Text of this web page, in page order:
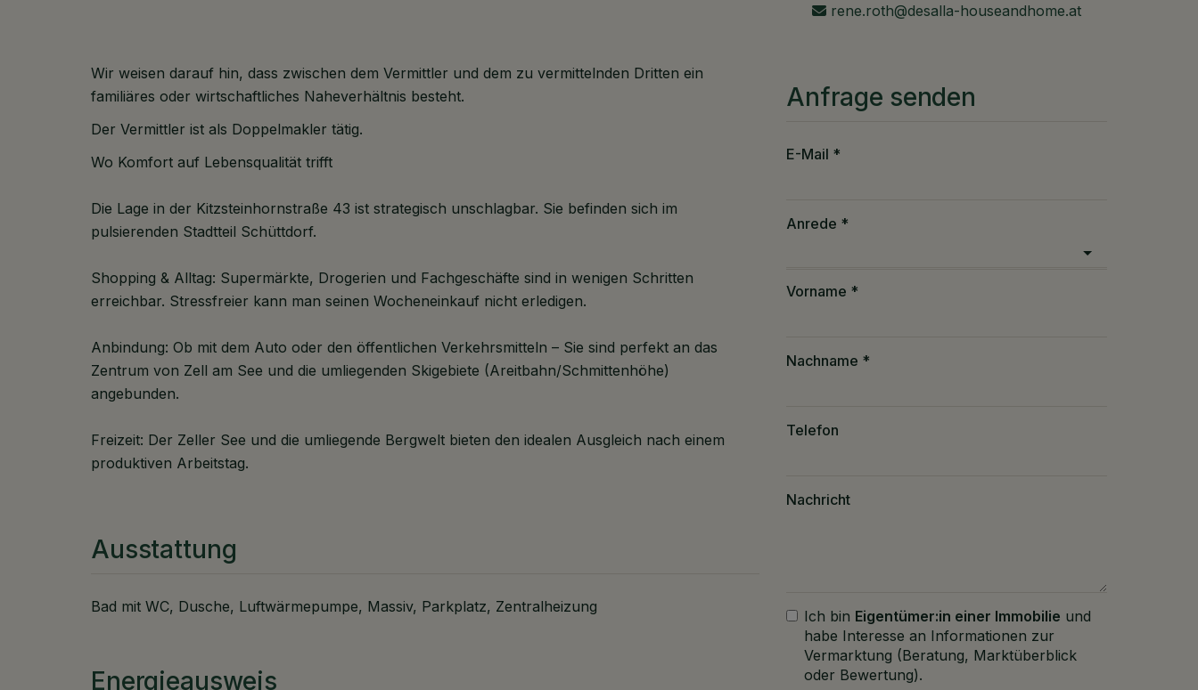
Wir weisen darauf hin, dass zwischen dem Vermittler und dem zu vermittelnden Dritten ein
familiäres oder wirtschaftliches Naheverhältnis besteht.
Der Vermittler ist als Doppelmakler tätig.
Wo Komfort auf Lebensqualität trifft
Die Lage in der Kitzsteinhornstraße 43 ist strategisch unschlagbar. Sie befinden sich im
pulsierenden Stadtteil Schüttdorf.
Shopping & Alltag: Supermärkte, Drogerien und Fachgeschäfte sind in wenigen Schritten
erreichbar. Stressfreier kann man seinen Wocheneinkauf nicht erledigen.
Anbindung: Ob mit dem Auto oder den öffentlichen Verkehrsmitteln – Sie sind perfekt an das
Zentrum von Zell am See und die umliegenden Skigebiete (Areitbahn/Schmittenhöhe)
angebunden.
Freizeit: Der Zeller See und die umliegende Bergwelt bieten den idealen Ausgleich nach einem
produktiven Arbeitstag.
Ausstattung
Bad mit WC Dusche Luftwärmepumpe Massiv Parkplatz Zentralheizung
Energieausweis
rene.roth@desalla-houseandhome.at
Anfrage senden
E-Mail
Anrede
Vorname
Nachname
Telefon
Nachricht
Ich bin Eigentümer:in einer Immobilie und
habe Interesse an Informationen zur
Vermarktung (Beratung, Marktüberblick
oder Bewertung).